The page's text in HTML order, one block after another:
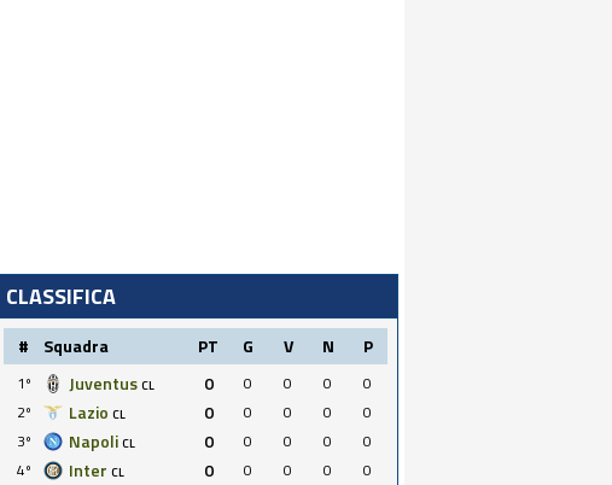
CLASSIFICA
# Squadra PT G V N P
1º Juventus CL 0 0 0 0
0
2º
Lazio CL 0 0 0 0
0
3º
Napoli CL 0 0 0 0
0
4º
Inter CL 0 0 0 0
0